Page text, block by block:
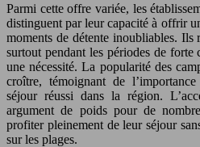
Parmi cette offre variée, les
distinguent par leur capacité à offrir
moments de détente inoubliables. Ils
surtout pendant les périodes de
une nécessité. La popularité des
croître, témoignant de
séjour réussi dans la région.
argument de poids pour de
profiter pleinement de leur séjour
sur les plages.